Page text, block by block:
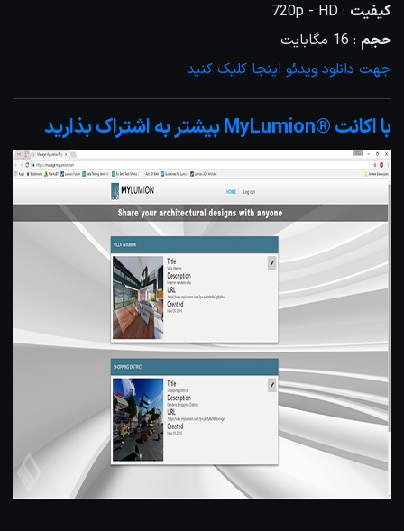
کیفیت : 720p - HD
حجم : 16 مگابایت
جهت دانلود ویدئو اینجا کلیک کنید
با اکانت ®MyLumion بیشتر به اشتراک بذارید